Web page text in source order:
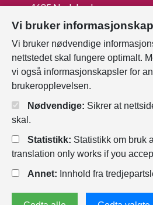
4685 Nodeland
Org.nr: 820 852 982
Last ned vår innbygger -app
Personvernerklæring
Vi bruker
Vi bruker nødvendige
nettstedet skal fungere optimalt.
vi også informasjonskapsler for
brukeropplevelsen.
Nødvendige: Sikrer at
skal.
Statistikk: Statistikk om bruk
translation only works if you
Annet: Innhold fra